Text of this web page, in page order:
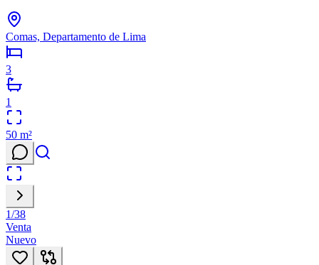
Comas, Departamento de Lima
3
1
50 m²
1/38
Venta
Nuevo